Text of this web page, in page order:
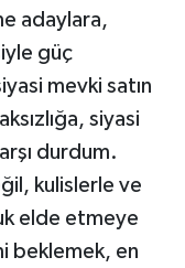
adaylara,
güç
mevki satın
siyasi
durdum.
kulislerle ve
elde etmeye
beklemek, en